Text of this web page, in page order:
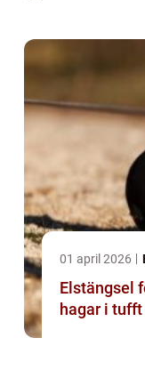
01 april 2026
Elstängsel
hagar i